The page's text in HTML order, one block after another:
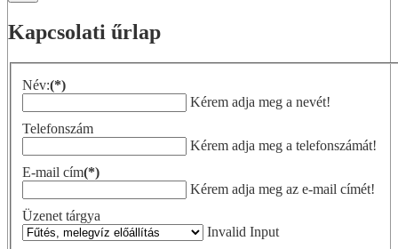
Kapcsolati űrlap
Név:(*)
Kérem adja meg a nevét!
Telefonszám
Kérem adja meg a telefonszámát!
E-mail cím(*)
Kérem adja meg az e-mail címét!
Üzenet tárgya
Invalid Input